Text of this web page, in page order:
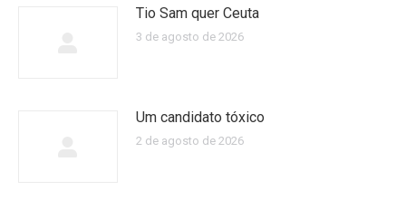
Tio Sam quer Ceuta
3 de agosto de 2026
Um candidato tóxico
2 de agosto de 2026